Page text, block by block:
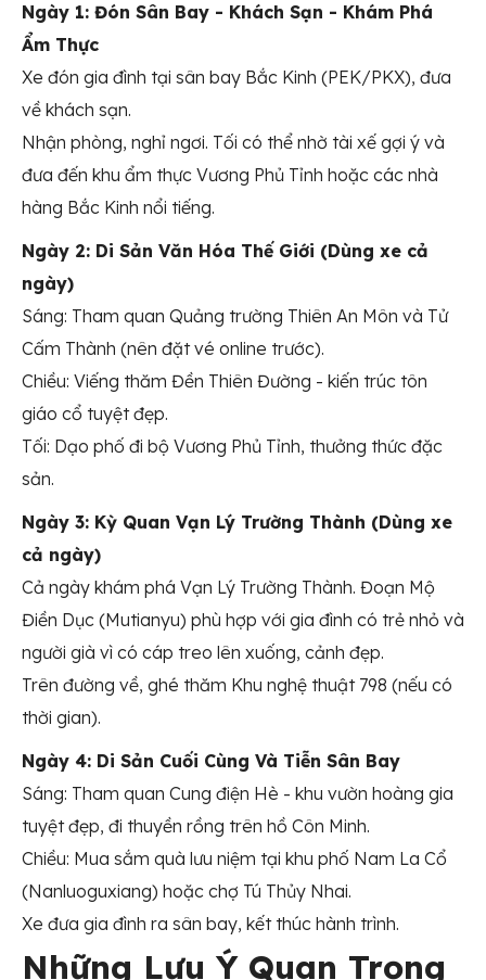
Ngày 1: Đón Sân Bay - Khách Sạn - Khám Phá
Ẩm Thực
Xe đón gia đình tại sân bay Bắc Kinh (PEK/PKX), đưa
về khách sạn.
Nhận phòng, nghỉ ngơi. Tối có thể nhờ tài xế gợi ý và
đưa đến khu ẩm thực Vương Phủ Tỉnh hoặc các nhà
hàng Bắc Kinh nổi tiếng.
Ngày 2: Di Sản Văn Hóa Thế Giới (Dùng xe cả
ngày)
Sáng: Tham quan Quảng trường Thiên An Môn và Tử
Cấm Thành (nên đặt vé online trước).
Chiều: Viếng thăm Đền Thiên Đường - kiến trúc tôn
giáo cổ tuyệt đẹp.
Tối: Dạo phố đi bộ Vương Phủ Tỉnh, thưởng thức đặc
sản.
Ngày 3: Kỳ Quan Vạn Lý Trường Thành (Dùng xe
cả ngày)
Cả ngày khám phá Vạn Lý Trường Thành. Đoạn Mộ
Điền Dục (Mutianyu) phù hợp với gia đình có trẻ nhỏ và
người già vì có cáp treo lên xuống, cảnh đẹp.
Trên đường về, ghé thăm Khu nghệ thuật 798 (nếu có
thời gian).
Ngày 4: Di Sản Cuối Cùng Và Tiễn Sân Bay
Sáng: Tham quan Cung điện Hè - khu vườn hoàng gia
tuyệt đẹp, đi thuyền rồng trên hồ Côn Minh.
Chiều: Mua sắm quà lưu niệm tại khu phố Nam La Cổ
(Nanluoguxiang) hoặc chợ Tú Thủy Nhai.
Xe đưa gia đình ra sân bay, kết thúc hành trình.
Những Lưu Ý Quan Trọng